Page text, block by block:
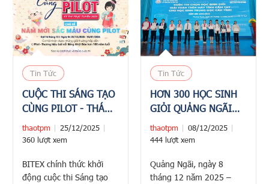
Tin Tức
CUỘC THI SÁNG TẠO
CÙNG PILOT - THÁNG
12/2025
thaotpm
25/12/2025
360 lượt xem
BITEX chính thức khởi
động cuộc thi Sáng tạo
Tin Tức
HƠN 300 HỌC SINH
GIỎI QUẢNG NGÃI
DỰ THI GIẢI TOÁN
TRÊN MÁY TÍNH CẦM
2026
thaotpm
08/12/2025
444 lượt xem
Quảng Ngãi, ngày 8
tháng 12 năm 2025 –